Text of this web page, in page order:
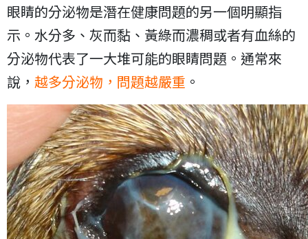
眼睛的分泌物是潛在健康問題的另一個明顯指
示。水分多、灰而黏、黃綠而濃稠或者有血絲的
分泌物代表了一大堆可能的眼睛問題。通常來
說， 越多分泌物，問題越嚴重 。